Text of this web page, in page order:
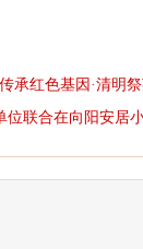
承红色基因·清明
位联合在向阳安居